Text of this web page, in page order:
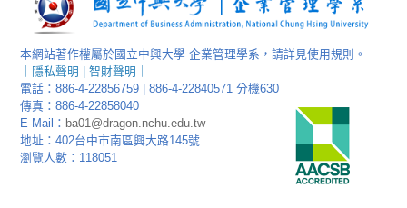
本網站著作權屬於國立中興大學 企業管理學系，請詳見使用規則。
隱私聲明 |智財聲明
電話：886-4-22856759 | 886-4-22840571 分機630
傳真：886-4-22858040
E-Mail： ba01@dragon.nchu.edu.tw
地址：402台中市南區興大路145號
瀏覽人數：118051